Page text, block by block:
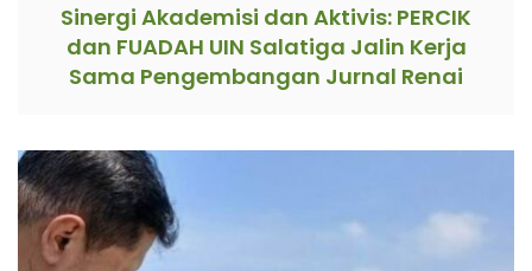
Sinergi Akademisi dan Aktivis: PERCIK
dan FUADAH UIN Salatiga Jalin Kerja
Sama Pengembangan Jurnal Renai